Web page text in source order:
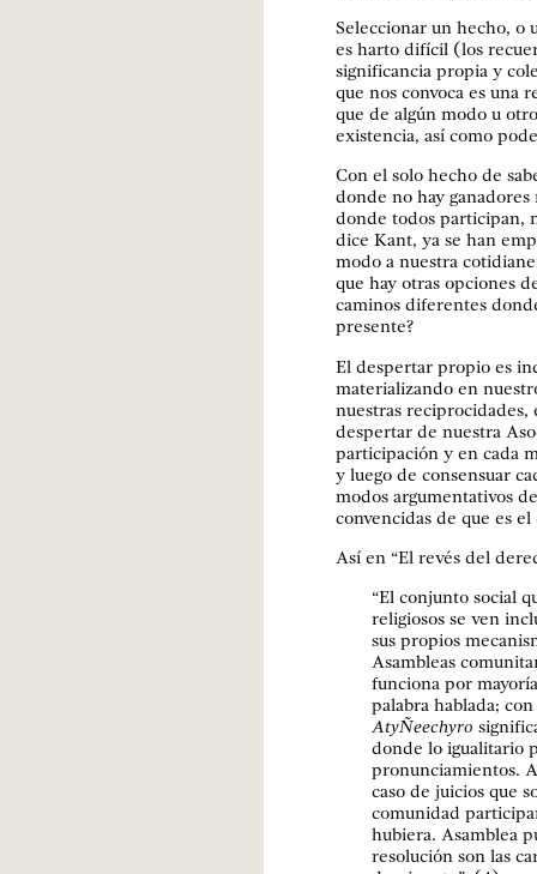
Seleccionar un hecho, o
es harto difícil (los
significancia propia y
que nos convoca es una
que de algún modo u
existencia, así como
Con el solo hecho de
donde no hay
donde todos participan,
dice Kant, ya se han
modo a nuestra
que hay otras opciones
caminos diferentes
presente?
El despertar propio es
materializando en
nuestras reciprocidades,
despertar de nuestra
participación y en cada
y luego de consensuar
modos argumentativos
convencidas de que es
Así en “El revés del
“El conjunto social
religiosos se ven
sus propios
Asambleas
funciona por
palabra hablada;
AtyÑeechyro
donde lo igualitario
pronunciamientos.
caso de juicios que
comunidad
hubiera. Asamblea
resolución son las